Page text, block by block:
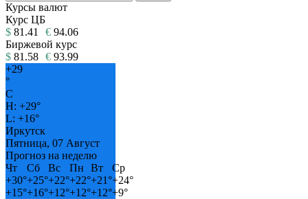
Курсы валют
Курс ЦБ
$ 81.41 € 94.06
Биржевой курс
$ 81.58 € 93.99
+29
°
C
H: +29°
L: +16°
Иркутск
Пятница, 07 Август
Прогноз на неделю
Чт
Сб Вс Пн Вт
Ср
+30°+25°+22°+22°+21°+24°
+15°+16°+12°+12°+12°+9°